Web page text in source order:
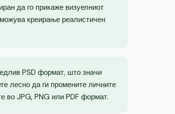
да го прикаже визуелниот
креирање реалистичен
PSD формат, што значи
лесно да ги промените личните
во JPG, PNG или PDF формат.